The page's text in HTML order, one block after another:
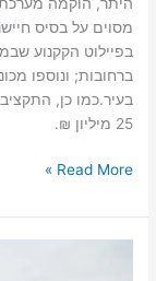
מסוים על בסיס
בפיילוט הקקנוע
ברחובות; ונוספו
25 מיליון ₪.
Read More »